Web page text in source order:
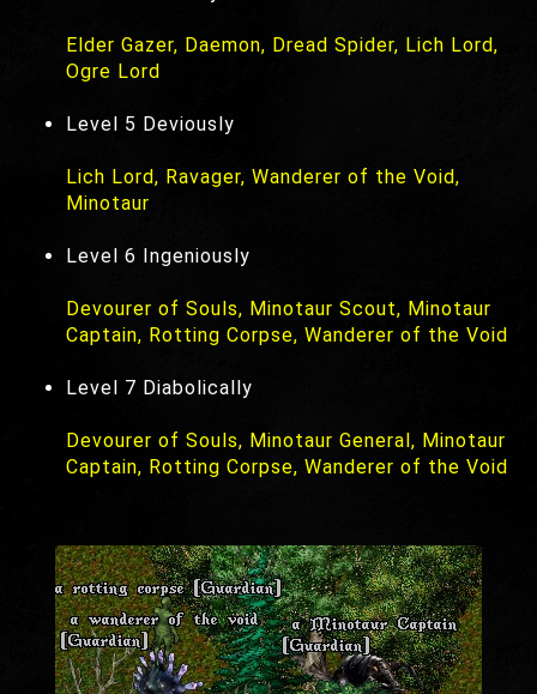
Elder Gazer, Daemon, Dread Spider, Lich Lord,
Ogre Lord
Level 5 Deviously
Lich Lord, Ravager, Wanderer of the Void,
Minotaur
Level 6 Ingeniously
Devourer of Souls, Minotaur Scout, Minotaur
Captain, Rotting Corpse, Wanderer of the Void
Level 7 Diabolically
Devourer of Souls, Minotaur General, Minotaur
Captain, Rotting Corpse, Wanderer of the Void